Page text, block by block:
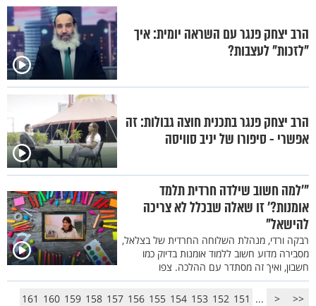
הרב יצחק פנגר עם השראה יומית: איך
"לזכות" לעצבות?
הרב יצחק פנגר בתכנית חוצה גבולות: זה
אפשרי - סיפורו של יניב סוויסה
"’למה חשוב שילדה חרדית תלמד
אומנות?’ זו שאלה שבכלל לא צריכה
להישאל"
רבקה ורדי, מנהלת השלוחה החרדית של בצלאל,
מסבירה מדוע חשוב ללמוד אומנות בדיוק כמו
חשבון, ואיך זה מסתדר עם ההלכה. צפו
<<
<
...
151
152
153
154
155
156
157
158
159
160
161